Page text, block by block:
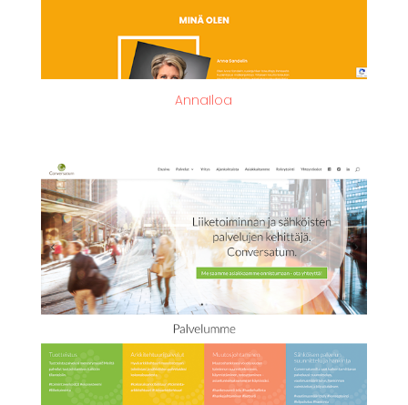
AnnaIloa